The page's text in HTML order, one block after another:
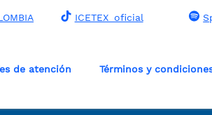
ICETEX_oficial
de atención Términos y